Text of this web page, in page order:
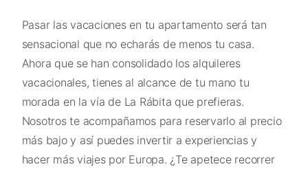
Pasar las vacaciones en tu apartamento será tan
sensacional que no echarás de menos tu casa.
Ahora que se han consolidado los alquileres
vacacionales, tienes al alcance de tu mano tu
morada en la vía de La Rábita que prefieras.
Nosotros te acompañamos para reservarlo al precio
más bajo y así puedes invertir a experiencias y
hacer más viajes por Europa. ¿Te apetece recorrer